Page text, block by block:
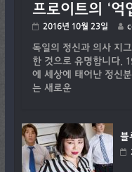
프로이트의 ‘억
2016년 10월 23일
독일의 정신과 의사 지
한 것으로 유명합니다.
에 세상에 태어난 정신
는 새로운
블